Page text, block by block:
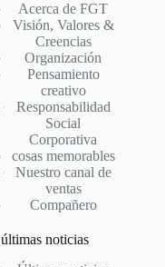
Acerca de FGT
Visión, Valores &
Creencias
Organización
Pensamiento
creativo
Responsabilidad
Social
Corporativa
cosas memorables
Nuestro canal de
ventas
Compañero
últimas noticias